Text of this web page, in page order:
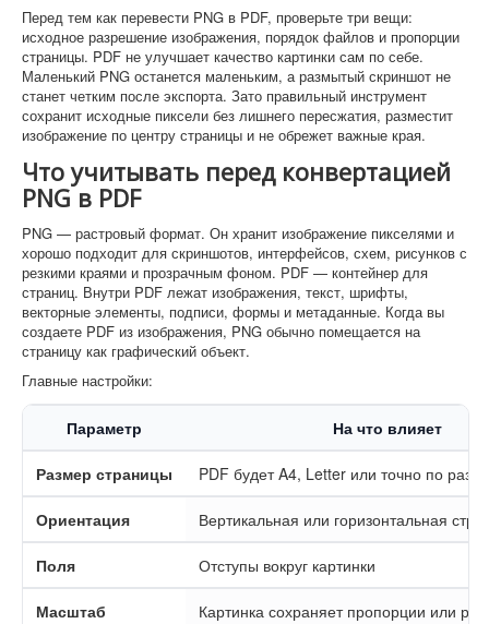
Перед тем как перевести PNG в PDF, проверьте три вещи:
исходное разрешение изображения, порядок файлов и пропорции
страницы. PDF не улучшает качество картинки сам по себе.
Маленький PNG останется маленьким, а размытый скриншот не
станет четким после экспорта. Зато правильный инструмент
сохранит исходные пиксели без лишнего пересжатия, разместит
изображение по центру страницы и не обрежет важные края.
Что учитывать перед конвертацией
PNG в PDF
PNG — растровый формат. Он хранит изображение пикселями и
хорошо подходит для скриншотов, интерфейсов, схем, рисунков с
резкими краями и прозрачным фоном. PDF — контейнер для
страниц. Внутри PDF лежат изображения, текст, шрифты,
векторные элементы, подписи, формы и метаданные. Когда вы
создаете PDF из изображения, PNG обычно помещается на
страницу как графический объект.
Главные настройки:
Параметр На что влияет
Размер страницы PDF будет A4, Letter или точно по
Ориентация Вертикальная или горизонтальная
Поля Отступы вокруг картинки
Масштаб Картинка сохраняет пропорции или